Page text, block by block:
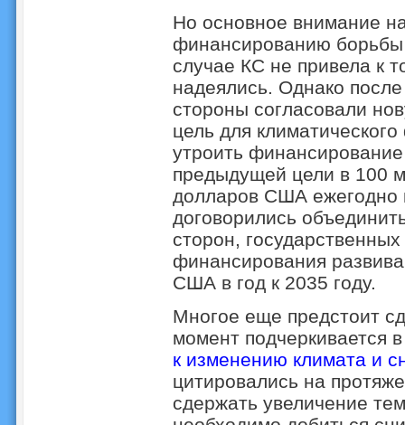
Но основное внимание
финансированию
случае КС не привела к
надеялись. Однако
стороны согласовали
цель для
утроить
предыдущей цели в 100
долларов США ежегодно
договорились
сторон,
финансирования
США в год к 2035 году.
Многое еще предстоит
момент подчеркивается
к изменению климата и
цитировались на
сдержать увеличение